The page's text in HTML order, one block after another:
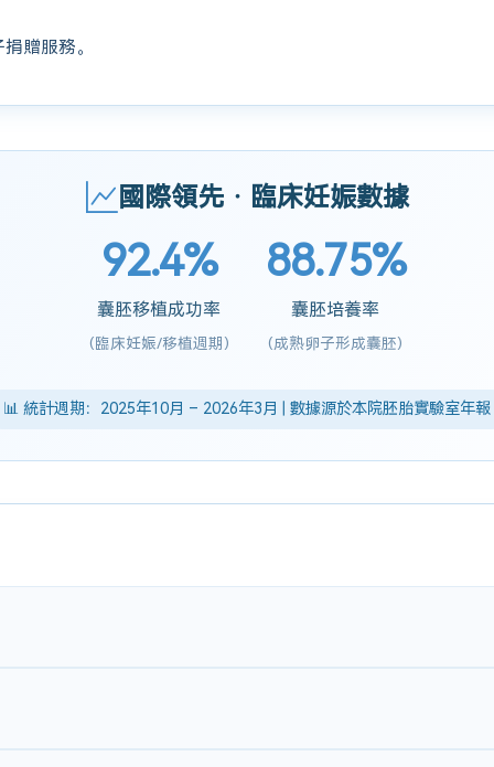
贈服務。
國際領先 · 臨床妊娠數據
92.4%
囊胚移植成功率
(臨床妊娠/移植週期)
88.75%
囊胚培養率
(成熟卵子形成囊胚)
📊 統計週期：2025年10月 – 2026年3月 | 數據源於本院胚胎實驗室年報